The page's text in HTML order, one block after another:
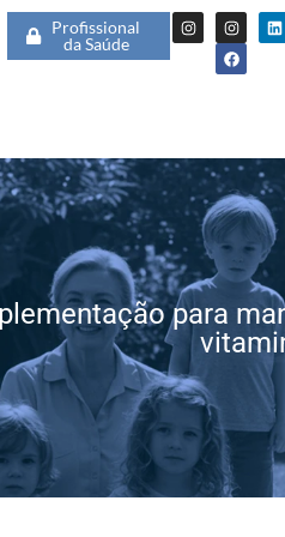
Profissional
da Saúde
para